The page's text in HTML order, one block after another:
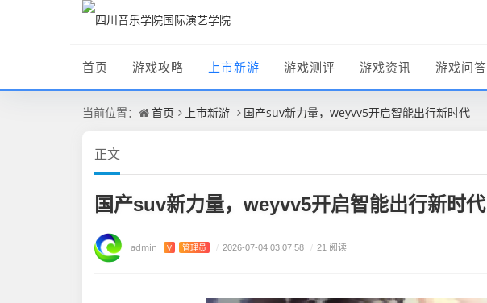
首页 游戏攻略 上市新游 游戏测评 游戏资讯 游戏问答
当前位置： 首页 上市新游 国产suv新力量，weyvv5开启智能出行新时代
正文
国产suv新力量，weyvv5开启智能出行新时代
admin V 管理员 / 2026-07-04 03:07:58 / 21 阅读